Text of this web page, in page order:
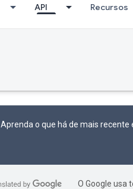
API Recursos
Aprenda o que há de mais
O Google usa